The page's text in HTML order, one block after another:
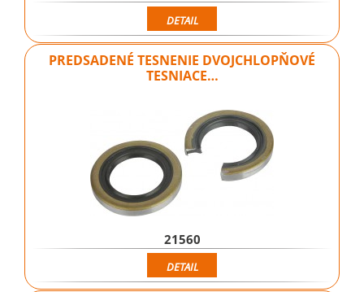
DETAIL
PREDSADENÉ TESNENIE DVOJCHLOPŇOVÉ
TESNIACE…
21560
DETAIL